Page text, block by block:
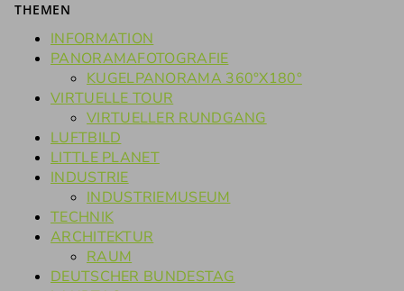
THEMEN
INFORMATION
PANORAMAFOTOGRAFIE
KUGELPANORAMA 360°X180°
VIRTUELLE TOUR
VIRTUELLER RUNDGANG
LUFTBILD
LITTLE PLANET
INDUSTRIE
INDUSTRIEMUSEUM
TECHNIK
ARCHITEKTUR
RAUM
DEUTSCHER BUNDESTAG